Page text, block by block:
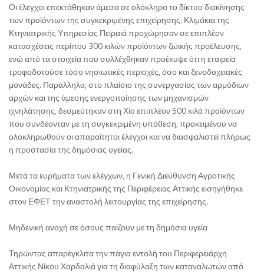
Οι έλεγχοι επεκτάθηκαν άμεσα σε ολόκληρο το δίκτυο διακίνησης
των προϊόντων της συγκεκριμένης επιχείρησης. Κλιμάκια της
Κτηνιατρικής Υπηρεσίας Πειραιά προχώρησαν σε επιπλέον
κατασχέσεις περίπου 300 κιλών προϊόντων ζωικής προέλευσης,
ενώ από τα στοιχεία που συλλέχθηκαν προέκυψε ότι η εταιρεία
τροφοδοτούσε τόσο νησιωτικές περιοχές, όσο και ξενοδοχειακές
μονάδες. Παράλληλα, στο πλαίσιο της συνεργασίας των αρμόδιων
αρχών και της άμεσης ενεργοποίησης των μηχανισμών
ιχνηλάτησης, δεσμεύτηκαν στη Χίο επιπλέον 500 κιλά προϊόντων
που συνδέονταν με τη συγκεκριμένη υπόθεση, προκειμένου να
ολοκληρωθούν οι απαραίτητοι έλεγχοι και να διασφαλιστεί πλήρως
η προστασία της δημόσιας υγείας.
Μετά τα ευρήματα των ελέγχων, η Γενική Διεύθυνση Αγροτικής
Οικονομίας και Κτηνιατρικής της Περιφέρειας Αττικής εισηγήθηκε
στον ΕΦΕΤ την αναστολή λειτουργίας της επιχείρησης.
Μηδενική ανοχή σε όσους παίζουν με τη δημόσια υγεία
Τηρώντας απαρέγκλιτα την πάγια εντολή του Περιφερειάρχη
Αττικής Νίκου Χαρδαλιά για τη διαφύλαξη των καταναλωτών από